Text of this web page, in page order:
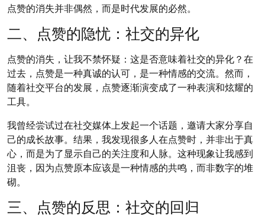
点赞的消失并非偶然，而是时代发展的必然。
二、点赞的隐忧：社交的异化
点赞的消失，让我不禁怀疑：这是否意味着社交的异化？在
过去，点赞是一种真诚的认可，是一种情感的交流。然而，
随着社交平台的发展，点赞逐渐演变成了一种表演和炫耀的
工具。
我曾经尝试过在社交媒体上发起一个话题，邀请大家分享自
己的成长故事。结果，我发现很多人在点赞时，并非出于真
心，而是为了显示自己的关注度和人脉。这种现象让我感到
沮丧，因为点赞原本应该是一种情感的共鸣，而非数字的堆
砌。
三、点赞的反思：社交的回归